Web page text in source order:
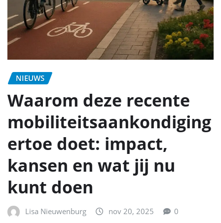
NIEUWS
Waarom deze recente
mobiliteitsaankondiging
ertoe doet: impact,
kansen en wat jij nu
kunt doen
Lisa Nieuwenburg nov 20, 2025 0